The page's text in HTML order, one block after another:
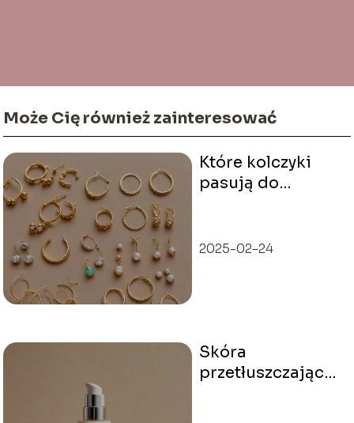
Może Cię również zainteresować
Które kolczyki
pasują do
odpowiednie
2025-02-24
Skóra
przetłuszczająca